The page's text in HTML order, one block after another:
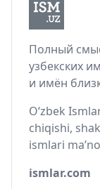
Полный
узбекских
и имён
O‘zbek
chiqishi,
ismlari
ismlar.com